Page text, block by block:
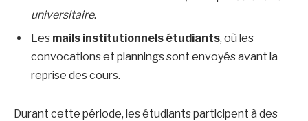
universitaire.
Les mails institutionnels étudiants, où les
convocations et plannings sont envoyés avant la
reprise des cours.
Durant cette période, les étudiants participent à des